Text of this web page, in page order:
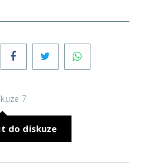
FacebookTwitter
7
do diskuze